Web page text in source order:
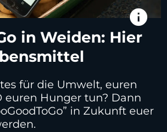
info
in Weiden: Hier
für die Umwelt, euren
euren Hunger tun? Dann
in Zukunft euer